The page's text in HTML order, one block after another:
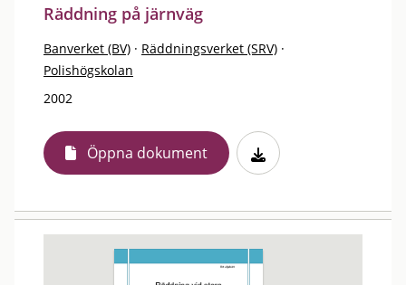
Räddning på järnväg
Banverket (BV) · Räddningsverket (SRV) ·
Polishögskolan
2002
Öppna dokument